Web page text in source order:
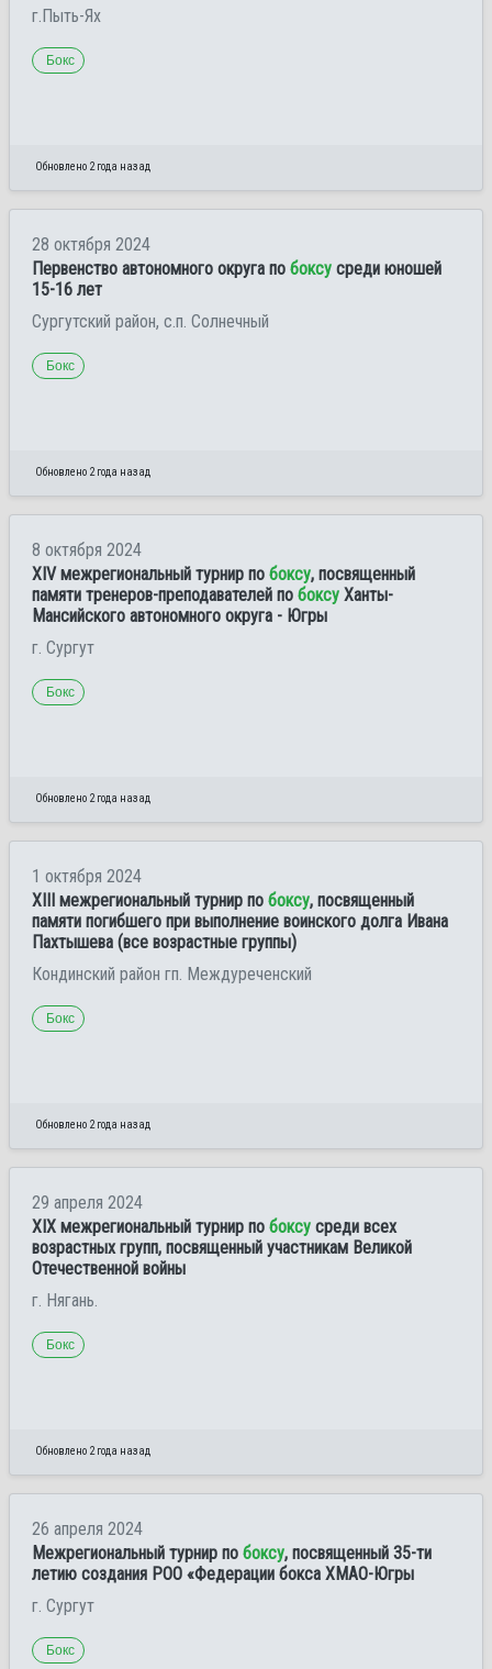
г.Пыть-Ях
Бокс
Обновлено 2 года назад
28 октября 2024
Первенство автономного округа по боксу среди юношей
15-16 лет
Сургутский район, с.п. Солнечный
Бокс
Обновлено 2 года назад
8 октября 2024
XIV межрегиональный турнир по боксу, посвященный
памяти тренеров-преподавателей по боксу Ханты-
Мансийского автономного округа - Югры
г. Сургут
Бокс
Обновлено 2 года назад
1 октября 2024
XIII межрегиональный турнир по боксу, посвященный
памяти погибшего при выполнение воинского долга Ивана
Пахтышева (все возрастные группы)
Кондинский район гп. Междуреченский
Бокс
Обновлено 2 года назад
29 апреля 2024
XIX межрегиональный турнир по боксу среди всех
возрастных групп, посвященный участникам Великой
Отечественной войны
г. Нягань.
Бокс
Обновлено 2 года назад
26 апреля 2024
Межрегиональный турнир по боксу, посвященный 35-ти
летию создания РОО «Федерации бокса ХМАО-Югры
г. Сургут
Бокс